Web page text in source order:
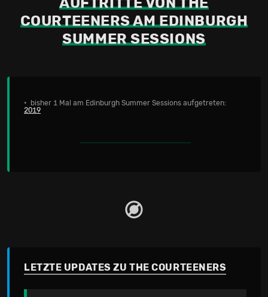
COURTEENERS AM EDINBURGH
SUMMER SESSIONS
• bisher 1 Mal am Edinburgh Summer Sessions aufgetreten:
2019
LETZTE UPDATES ZU THE COURTEENERS